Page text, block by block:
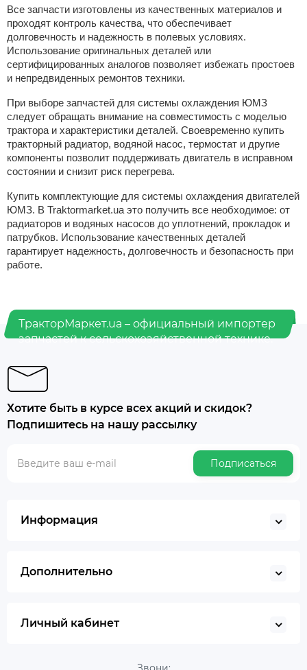
Все запчасти изготовлены из качественных материалов и
проходят контроль качества, что обеспечивает
долговечность и надежность в полевых условиях.
Использование оригинальных деталей или
сертифицированных аналогов позволяет избежать простоев
и непредвиденных ремонтов техники.
При выборе запчастей для системы охлаждения ЮМЗ
следует обращать внимание на совместимость с моделью
трактора и характеристики деталей. Своевременно купить
тракторный радиатор, водяной насос, термостат и другие
компоненты позволит поддерживать двигатель в исправном
состоянии и снизит риск перегрева.
Купить комплектующие для системы охлаждения двигателей
ЮМЗ. В Traktormarket.ua это получить все необходимое: от
радиаторов и водяных насосов до уплотнений, прокладок и
патрубков. Использование качественных деталей
гарантирует надежность, долговечность и безопасность при
работе.
ТракторМаркет.ua – официальный импортер
запчастей к сельскохозяйственной технике.
Хотите быть в курсе всех акций и скидок?
Подпишитесь на нашу рассылку
Подписаться
Информация
Дополнительно
Личный кабинет